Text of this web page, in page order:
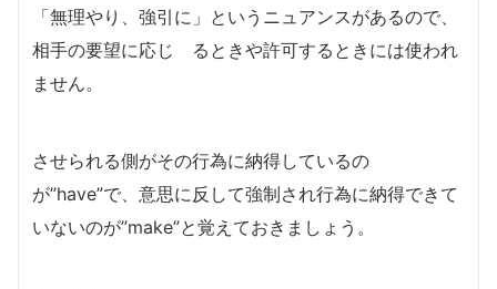
「無理やり、強引に」というニュアンスがあるので、
相手の要望に応じ゙るときや許可するときには使われ
ません。
させられる側がその行為に納得しているの
が”have”で、意思に反して強制され行為に納得できて
いないのが”make”と覚えておきましょう。